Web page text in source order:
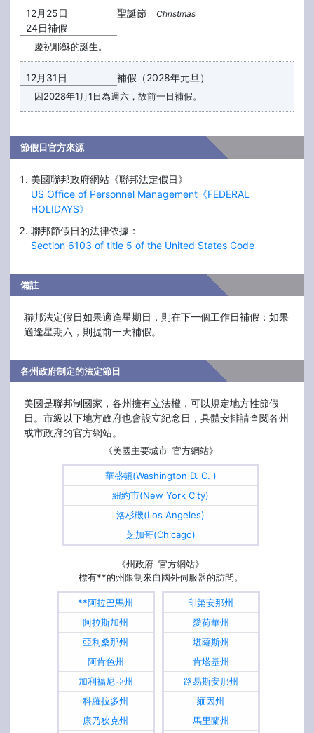
12月25日
24日補假
聖誕節 Christmas
慶祝耶穌的誕生。
12月31日 補假（2028年元旦）
因2028年1月1日為週六，故前一日補假。
節假日官方來源
美國聯邦政府網站《聯邦法定假日》
US Office of Personnel Management《FEDERAL
HOLIDAYS》
聯邦節假日的法律依據：
Section 6103 of title 5 of the United States Code
備註
聯邦法定假日如果適逢星期日，則在下一個工作日補假；如果
適逢星期六，則提前一天補假。
各州政府制定的法定節日
美國是聯邦制國家，各州擁有立法權，可以規定地方性節假
日。市級以下地方政府也會設立紀念日，具體安排請查閱各州
或市政府的官方網站。
《美國主要城市 官方網站》
華盛頓(Washington D. C. )
紐約市(New York City)
洛杉磯(Los Angeles)
芝加哥(Chicago)
《州政府 官方網站》
標有**的州限制來自國外伺服器的訪問。
**阿拉巴馬州
阿拉斯加州
亞利桑那州
阿肯色州
加利福尼亞州
科羅拉多州
康乃狄克州
印第安那州
愛荷華州
堪薩斯州
肯塔基州
路易斯安那州
緬因州
馬里蘭州